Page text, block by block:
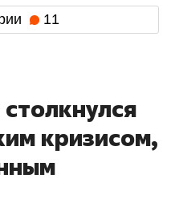
11
кризисом,